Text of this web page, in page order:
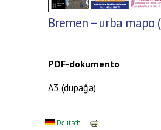
Bremen – urba mapo
PDF-dokumento
A3 (dupaĝa)
Deutsch